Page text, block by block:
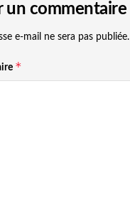
un commentaire
e-mail ne sera pas publiée.
*